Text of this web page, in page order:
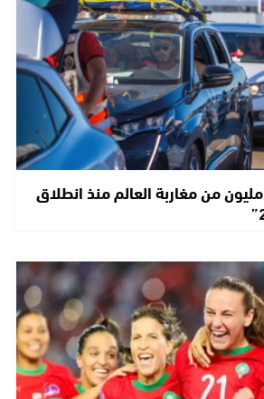
دخول أزيد من 2,7 مليون من مغاربة العالم منذ انطلاق